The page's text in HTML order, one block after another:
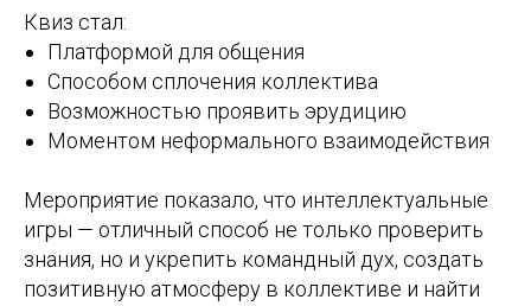
Квиз стал:
Платформой для общения
Способом сплочения коллектива
Возможностью проявить эрудицию
Моментом неформального взаимодействия
Мероприятие показало, что интеллектуальные
игры — отличный способ не только проверить
знания, но и укрепить командный дух, создать
позитивную атмосферу в коллективе и найти